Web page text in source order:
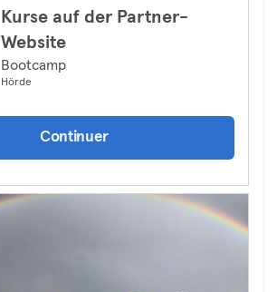
Kurse auf der Partner-
Website
Bootcamp
Hörde
Continuer